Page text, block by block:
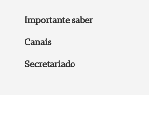
Importante saber
Canais
Secretariado